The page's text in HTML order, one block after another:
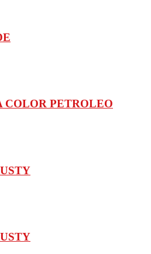
COLOR PETROLEO